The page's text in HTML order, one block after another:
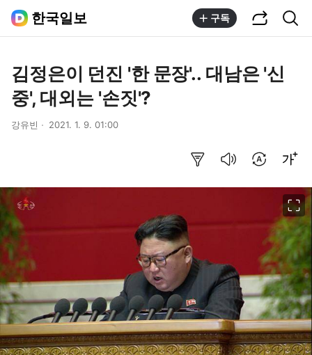
한국일보 구독
김정은이 던진 '한 문장'.. 대남은 '신
중', 대외는 '손짓'?
강유빈 2021. 1. 9. 01:00